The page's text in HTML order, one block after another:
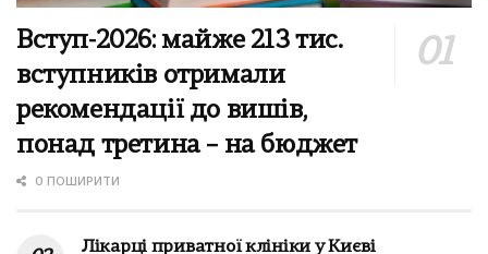
Вступ-2026: майже 213 тис.
вступників отримали
рекомендації до вишів,
понад третина – на бюджет
0 ПОШИРИТИ
Лікарці приватної клініки у Києві